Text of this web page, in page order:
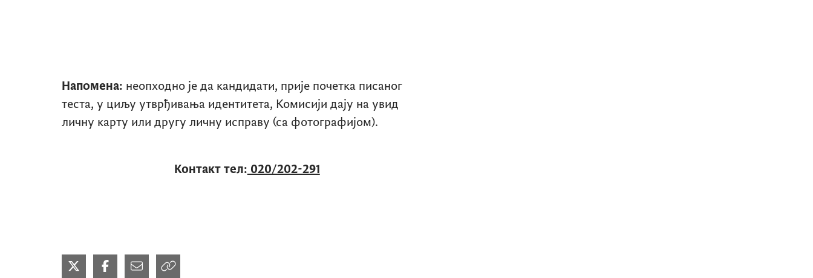
Напомена: неопходно је да кандидати, прије почетка писаног
теста, у циљу утврђивања идентитета, Комисији дају на увид
личну карту или другу личну исправу (са фотографијом).
Контакт тел: 020/202-291